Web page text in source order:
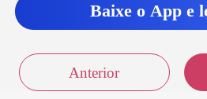
Baixe o App e
Anterior